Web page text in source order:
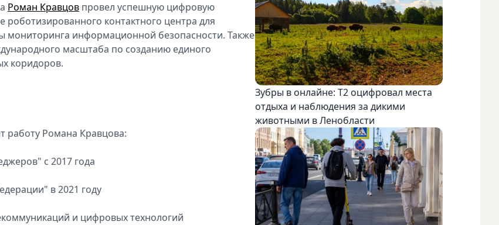
Роман Кравцов провел успешную цифровую
контактного центра для
мониторинга информационной безопасности. Также
масштаба по созданию единого
коридоров.
работу Романа Кравцова:
с 2017 года
в 2021 году
и цифровых технологий
Зубры в онлайне: Т2 оцифровал места
отдыха и наблюдения за дикими
животными в Ленобласти